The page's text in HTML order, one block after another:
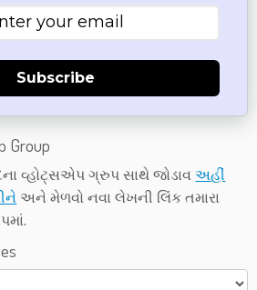
Subscribe
Group
વ્હોટ્સએપ ગ્રુપ સાથે જોડાવઅહીં
અને મેળવો નવા લેખની લિંક તમારા